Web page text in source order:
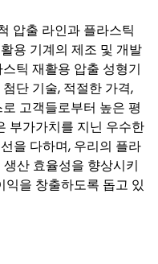
압출 라인과 플라스틱
용 기계의 제조 및 개발
틱 재활용 압출 성형기
단 기술, 적절한 가격,
고객들로부터 높은 평
부가가치를 지닌 우수한
을 다하며, 우리의 플라
산 효율성을 향상시키
익을 창출하도록 돕고 있